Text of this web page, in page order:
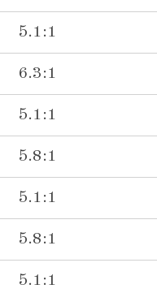
5.1:1
6.3:1
5.1:1
5.8:1
5.1:1
5.8:1
5.1:1